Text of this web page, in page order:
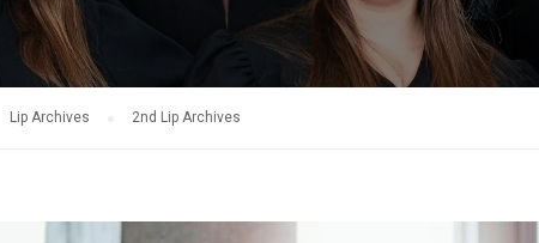
Lip Archives 2nd Lip Archives